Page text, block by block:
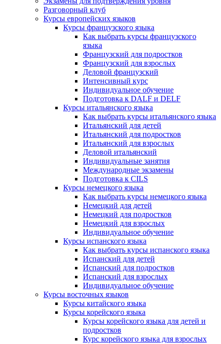
Разговорный клуб
Курсы европейских языков
Курсы французского языка
Как выбрать курсы французского
языка
Французский для подростков
Французский для взрослых
Деловой французский
Интенсивный курс
Индивидуальное обучение
Подготовка к DALF и DELF
Курсы итальянского языка
Как выбрать курсы итальянского языка
Итальянский для детей
Итальянский для подростков
Итальянский для взрослых
Деловой итальянский
Индивидуальные занятия
Международные экзамены
Подготовка к CILS
Курсы немецкого языка
Как выбрать курсы немецкого языка
Немецкий для детей
Немецкий для подростков
Немецкий для взрослых
Индивидуальное обучение
Курсы испанского языка
Как выбрать курсы испанского языка
Испанский для детей
Испанский для подростков
Испанский для взрослых
Индивидуальное обучение
Курсы восточных языков
Курсы китайского языка
Курсы корейского языка
Курсы корейского языка для детей и
подростков
Курс корейского языка для взрослых